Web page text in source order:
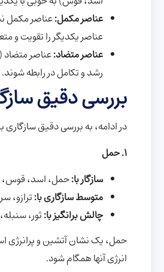
عناصر مکمل:عناصر مکمل
عناصر یکدیگر را تقویت و
عناصر متضاد:عناصر متضاد
رشد و تکامل در رابطه
بررسی دقیق
در ادامه، به بررسی دقیق
1. حمل
سازگار با:حمل، اسد، قوس،
متوسط سازگاری با:ترازو،
چالش برانگیز با:ثور،
حمل، یک نشان آتشین و پرانرژی
انرژی آنها همگام شود.